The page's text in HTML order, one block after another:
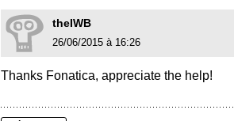
theIWB
26/06/2015 à 16:26
Thanks Fonatica, appreciate the help!